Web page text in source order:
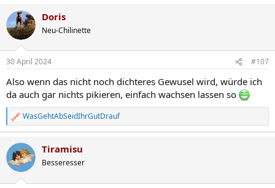
Doris
Neu-Chilinette
30 April 2024 #107
Also wenn das nicht noch dichteres Gewusel wird, würde ich
da auch gar nichts pikieren, einfach wachsen lassen so
R
e
k
t
i
WasGehtAbSeidIhrGutDrauf
Tiramisu
Besseresser